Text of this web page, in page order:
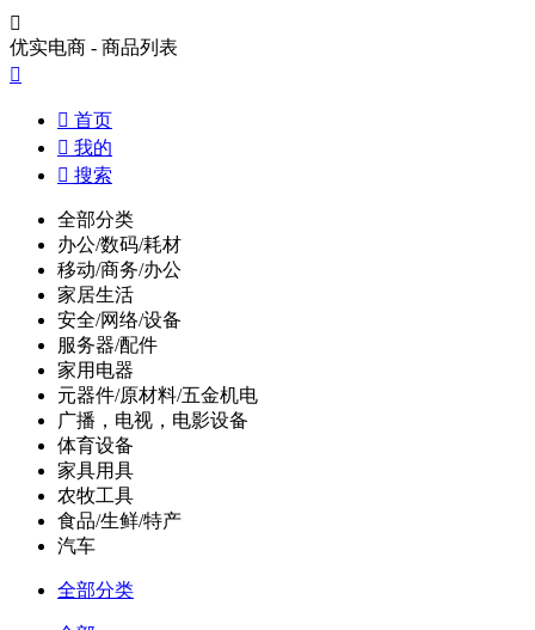

优实电商 - 商品列表

 首页
 我的
 搜索
全部分类
办公/数码/耗材
移动/商务/办公
家居生活
安全/网络/设备
服务器/配件
家用电器
元器件/原材料/五金机电
广播，电视，电影设备
体育设备
家具用具
农牧工具
食品/生鲜/特产
汽车
全部分类